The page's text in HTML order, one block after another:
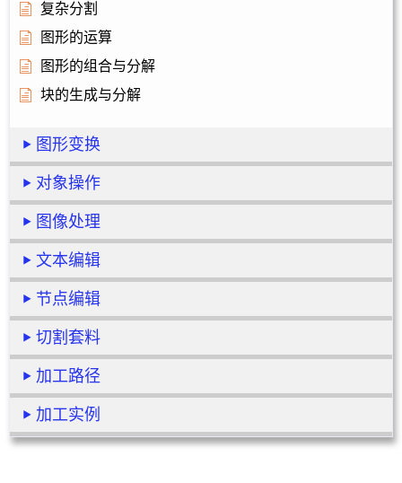
复杂分割
图形的运算
图形的组合与分解
块的生成与分解
图形变换
对象操作
图像处理
文本编辑
节点编辑
切割套料
加工路径
加工实例